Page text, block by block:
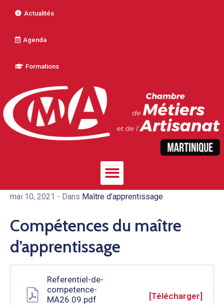
Actualités
Agenda
Formations
mai 10, 2021 - Dans Maître d’apprentissage
Compétences du maître
d’apprentissage
Referentiel-de-
competence-
MA26.09.pdf
[Télécharger]